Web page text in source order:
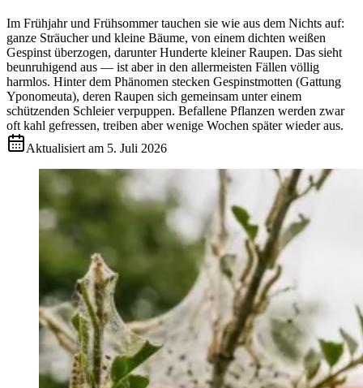
Im Frühjahr und Frühsommer tauchen sie wie aus dem Nichts auf:
ganze Sträucher und kleine Bäume, von einem dichten weißen
Gespinst überzogen, darunter Hunderte kleiner Raupen. Das sieht
beunruhigend aus — ist aber in den allermeisten Fällen völlig
harmlos. Hinter dem Phänomen stecken Gespinstmotten (Gattung
Yponomeuta), deren Raupen sich gemeinsam unter einem
schützenden Schleier verpuppen. Befallene Pflanzen werden zwar
oft kahl gefressen, treiben aber wenige Wochen später wieder aus.
Aktualisiert am 5. Juli 2026